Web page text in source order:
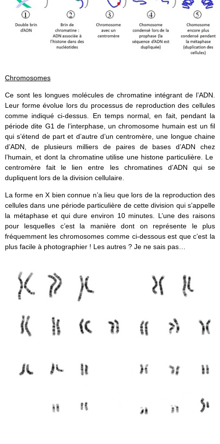
Chromosomes
Ce sont les longues molécules de chromatine intégrant de l’ADN.
Leur forme évolue lors du processus de reproduction des cellules
comme indiqué ci-dessus. En temps normal, en fait, pendant la
période dite G1 de l’interphase, un chromosome humain est un fil
qui s’étend de part et d’autre d’un centromère, une longue chaine
d’ADN, de plusieurs milliers de paires de bases d’ADN chez
l’humain, et dont la chromatine utilise une histone particulière. Le
centromère fait le lien entre les chromatines d’ADN qui se
dupliquent lors de la division cellulaire.
La forme en X bien connue n’a lieu que lors de la reproduction des
cellules dans une période particulière de cette division qui s’appelle
la métaphase et qui dure environ 10 minutes. L’une des raisons
pour lesquelles c’est la manière dont on représente le plus
fréquemment les chromosomes comme ci-dessous est que c’est la
plus facile à photographier ! Les autres ? Je ne sais pas…